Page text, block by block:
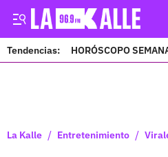
Tendencias: HORÓSCOPO
La Kalle / Entretenimiento /